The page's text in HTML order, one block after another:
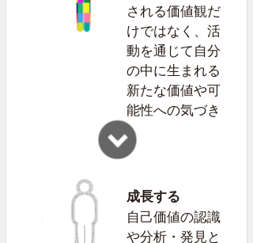
される価値観だ
けではなく、活
動を通じて自分
の中に生まれる
新たな価値や可
能性への気づき
成長する
自己価値の認識
や分析・発見と